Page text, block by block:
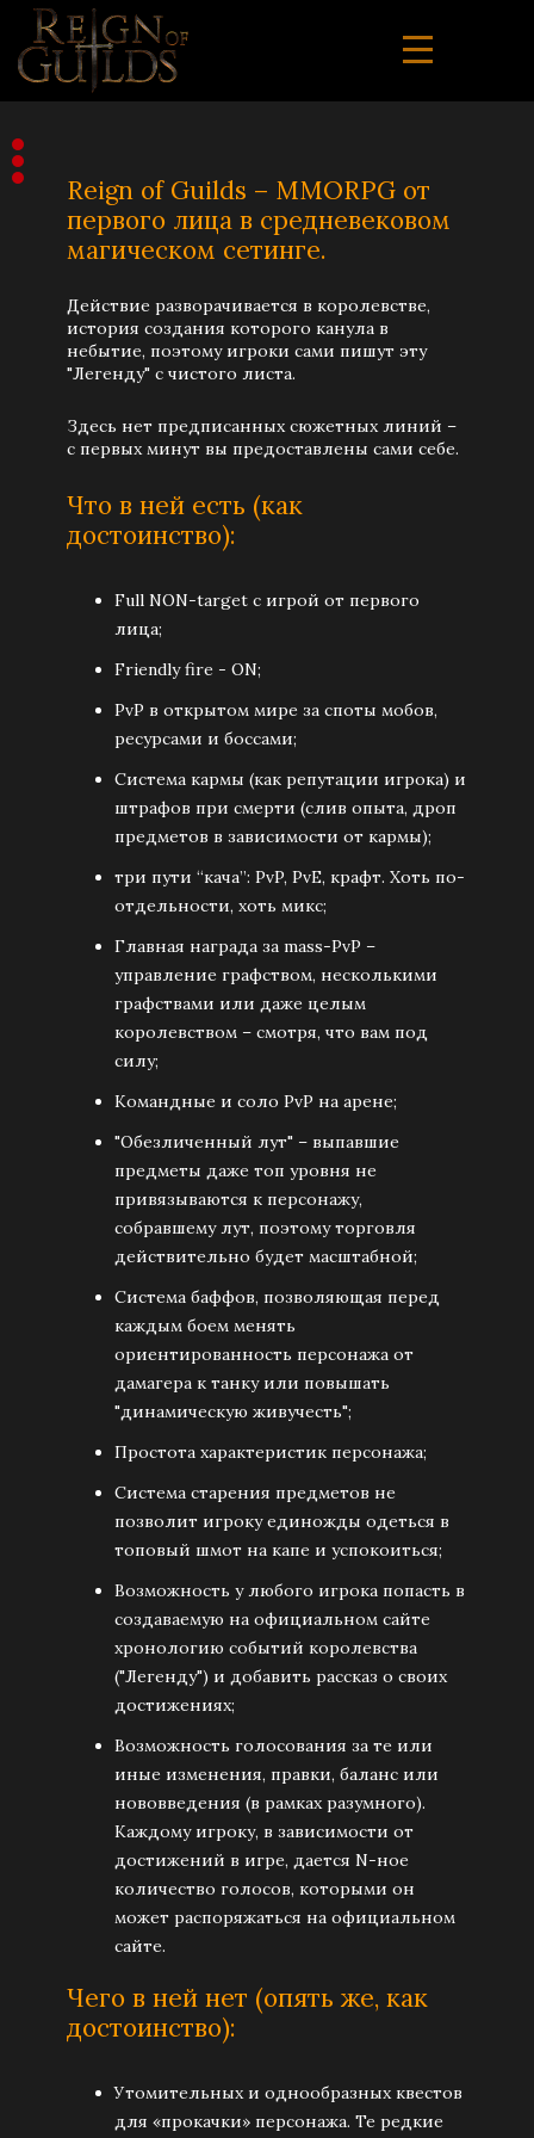
Reign of Guilds – MMORPG от
первого лица в средневековом
магическом сетинге.
Действие разворачивается в королевстве,
история создания которого канула в
небытие, поэтому игроки сами пишут эту
"Легенду" c чистого листа.
Здесь нет предписанных сюжетных линий –
с первых минут вы предоставлены сами себе.
Что в ней есть (как
достоинство):
Full NON-target с игрой от первого
лица;
Friendly fire - ON;
PvP в открытом мире за споты мобов,
ресурсами и боссами;
Система кармы (как репутации игрока) и
штрафов при смерти (слив опыта, дроп
предметов в зависимости от кармы);
три пути “кача”: PvP, PvE, крафт. Хоть по-
отдельности, хоть микс;
Главная награда за mass-PvP –
управление графством, несколькими
графствами или даже целым
королевством – смотря, что вам под
силу;
Командные и соло PvP на арене;
"Обезличенный лут" – выпавшие
предметы даже топ уровня не
привязываются к персонажу,
собравшему лут, поэтому торговля
действительно будет масштабной;
Система баффов, позволяющая перед
каждым боем менять
ориентированность персонажа от
дамагера к танку или повышать
"динамическую живучесть";
Простота характеристик персонажа;
Система старения предметов не
позволит игроку единожды одеться в
топовый шмот на капе и успокоиться;
Возможность у любого игрока попасть в
создаваемую на официальном сайте
хронологию событий королевства
("Легенду") и добавить рассказ о своих
достижениях;
Возможность голосования за те или
иные изменения, правки, баланс или
нововведения (в рамках разумного).
Каждому игроку, в зависимости от
достижений в игре, дается N-ное
количество голосов, которыми он
может распоряжаться на официальном
сайте.
Чего в ней нет (опять же, как
достоинство):
Утомительных и однообразных квестов
для «прокачки» персонажа. Те редкие